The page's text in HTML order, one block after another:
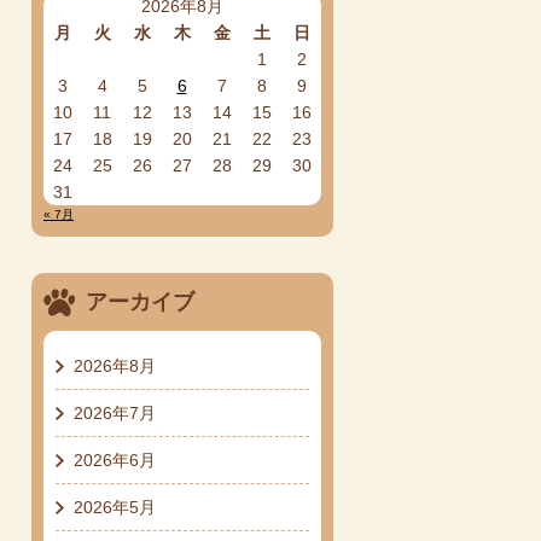
2026年8月
月
火 水 木 金 土
日
1
2
3
4 5 6 7 8
9
10
11 12 13 14 15
16
17
18 19 20 21 22
23
24
25 26 27 28 29
30
31
« 7月
アーカイブ
2026年8月
2026年7月
2026年6月
2026年5月